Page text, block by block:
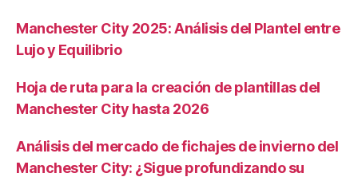
Manchester City 2025: Análisis del Plantel entre
Lujo y Equilibrio
Hoja de ruta para la creación de plantillas del
Manchester City hasta 2026
Análisis del mercado de fichajes de invierno del
Manchester City: ¿Sigue profundizando su